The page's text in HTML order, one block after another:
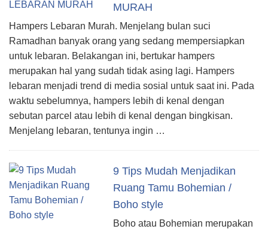
MURAH
Hampers Lebaran Murah. Menjelang bulan suci
Ramadhan banyak orang yang sedang mempersiapkan
untuk lebaran. Belakangan ini, bertukar hampers
merupakan hal yang sudah tidak asing lagi. Hampers
lebaran menjadi trend di media sosial untuk saat ini. Pada
waktu sebelumnya, hampers lebih di kenal dengan
sebutan parcel atau lebih di kenal dengan bingkisan.
Menjelang lebaran, tentunya ingin …
9 Tips Mudah Menjadikan
Ruang Tamu Bohemian /
Boho style
Boho atau Bohemian merupakan